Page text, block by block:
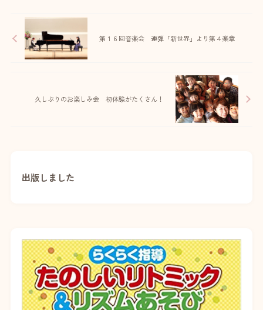
第１６回音楽会 連弾「新世界」より第４楽章
久しぶりのお楽しみ会 初体験がたくさん！
出版しました